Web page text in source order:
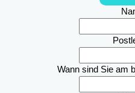
Wann sind Sie am